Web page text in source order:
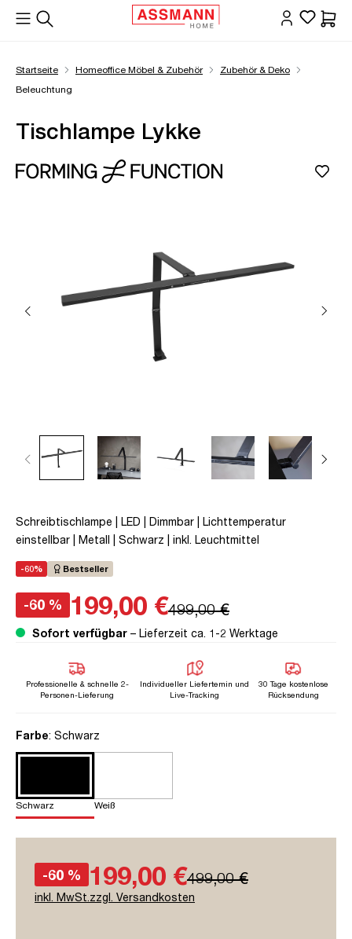
springen
Startseite Homeoffice Möbel & Zubehör
Zubehör & Deko
Beleuchtung
Tischlampe Lykke
Schreibtischlampe | LED | Dimmbar | Lichttemperatur
einstellbar | Metall | Schwarz | inkl. Leuchtmittel
-60% Bestseller
-60 % 199,00 €499,00 €
Sofort verfügbar – Lieferzeit ca. 1-2 Werktage
Professionelle & schnelle 2-
Personen-Lieferung
Individueller Liefertemin und
Live-Tracking
30 Tage kostenlose
Rücksendung
Farbeauswählen
: Schwarz
Schwarz Weiß
-60 % 199,00 €499,00 €
inkl. MwSt.zzgl. Versandkosten